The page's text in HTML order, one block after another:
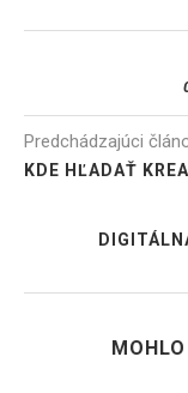
Predchádzajúci
KDE HĽADAŤ